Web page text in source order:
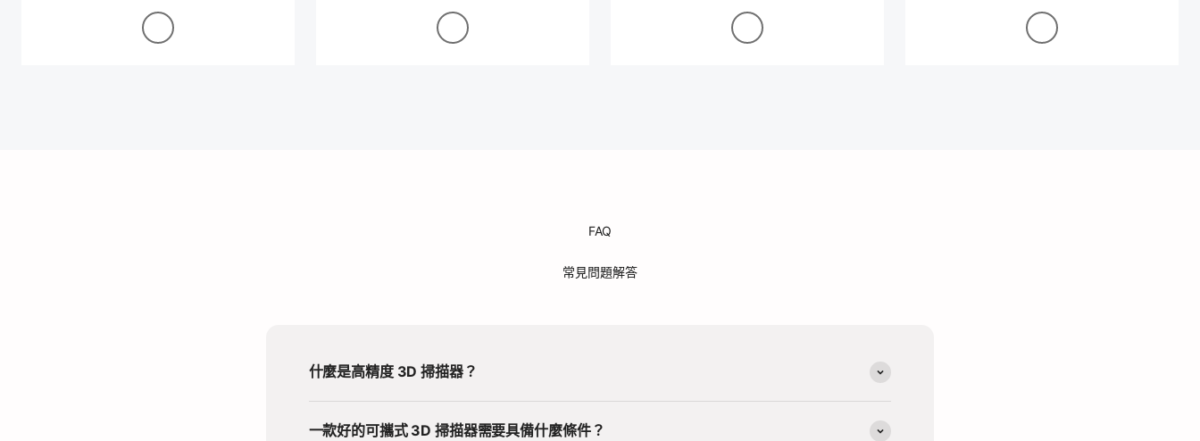
FAQ
常見問題解答
什麼是高精度 3D 掃描器？
一款好的可攜式 3D 掃描器需要具備什麼條件？